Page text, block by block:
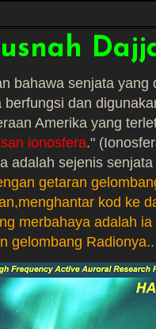
bahawa senjata
dan
Amerika yang
ionosfera."
adalah sejenis
getaran
kod ke
merbahaya adalah
gelombang Radionya..